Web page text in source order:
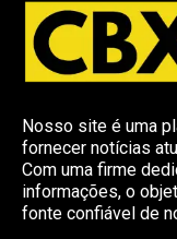
Nosso site é uma
fornecer notícias
Com uma firme
informações, o
fonte confiável de